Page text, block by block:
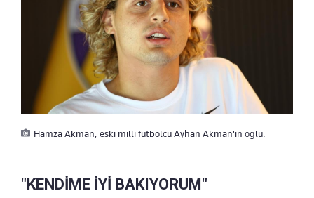
Hamza Akman, eski milli futbolcu Ayhan Akman'ın oğlu.
"KENDİME İYİ BAKIYORUM"